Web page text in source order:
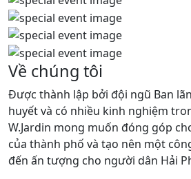
Về chúng tôi
Được thành lập bởi đội ngũ Ban
huyết và có nhiều kinh nghiệm
W.Jardin mong muốn đóng góp
của thành phố và tạo nên một
đến ấn tượng cho người dân Hải